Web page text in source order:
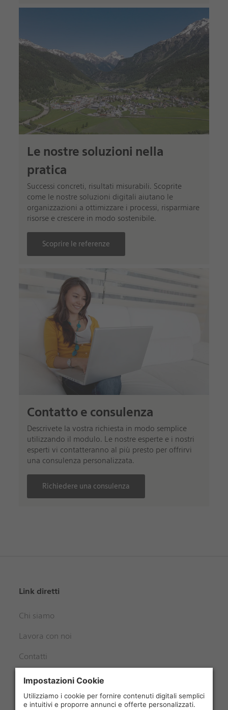
Le nostre soluzioni nella
pratica
Successi concreti, risultati misurabili. Scoprite
come le nostre soluzioni digitali aiutano le
organizzazioni a ottimizzare i processi, risparmiare
risorse e crescere in modo sostenibile.
Scoprire le referenze
Contatto e consulenza
Descrivete la vostra richiesta in modo semplice
utilizzando il modulo. Le nostre esperte e i nostri
esperti vi contatteranno al più presto per offrirvi
una consulenza personalizzata.
Richiedere una consulenza
Link diretti
Chi siamo
Lavora con noi
Contatti